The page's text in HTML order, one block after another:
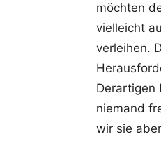
möchten
vielleicht
verleihen.
Derartigen
niemand
wir sie